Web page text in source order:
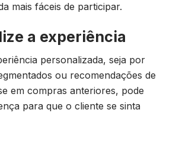
mais fáceis de participar.
a experiência
personalizada, seja por
ou recomendações de
em compras anteriores, pode
para que o cliente se sinta